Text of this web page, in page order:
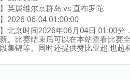
英属维尔京群岛 vs 直布罗陀
2026-06-04 01:00:00
北京时间2026年06月04日 01:00分
。比赛结束后可以在本站查看比赛
集锦等。同时还提供赞比亚超,也